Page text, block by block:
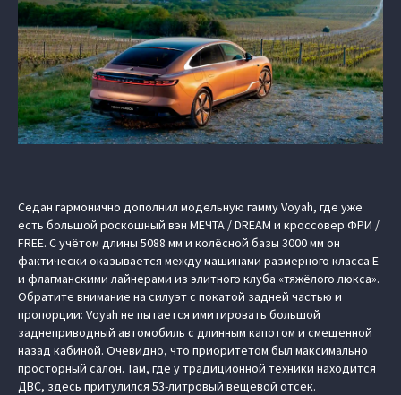
Седан гармонично дополнил модельную гамму Voyah, где уже
есть большой роскошный вэн МЕЧТА / DREAM и кроссовер ФРИ /
FREE. С учётом длины 5088 мм и колёсной базы 3000 мм он
фактически оказывается между машинами размерного класса E
и флагманскими лайнерами из элитного клуба «тяжёлого люкса».
Обратите внимание на силуэт с покатой задней частью и
пропорции: Voyah не пытается имитировать большой
заднеприводный автомобиль с длинным капотом и смещенной
назад кабиной. Очевидно, что приоритетом был максимально
просторный салон. Там, где у традиционной техники находится
ДВС, здесь притулился 53-литровый вещевой отсек.